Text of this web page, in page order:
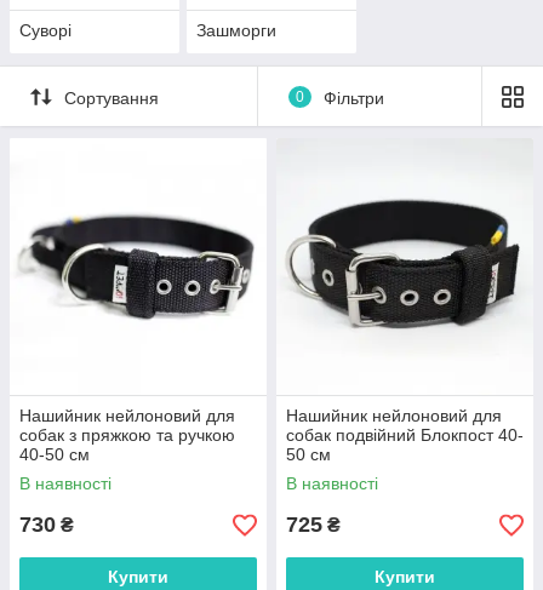
Суворі Зашморги
Сортування 0 Фільтри
Нашийник нейлоновий для
собак з пряжкою та ручкою
40-50 см
В наявності
730 ₴
Купити
Нашийник нейлоновий для
собак подвійний Блокпост 40-
50 см
В наявності
725 ₴
Купити